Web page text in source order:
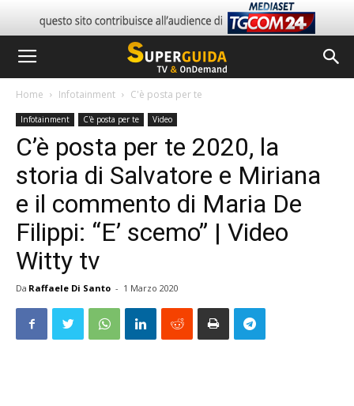
Home Infotainment C'è posta per te
Infotainment C'è posta per te Video
C’è posta per te 2020, la
storia di Salvatore e Miriana
e il commento di Maria De
Filippi: “E’ scemo” | Video
Witty tv
Da Raffaele Di Santo - 1 Marzo 2020